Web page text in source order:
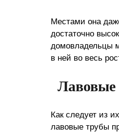
Местами она
достаточно
домовладельцы
в ней во весь
Как следует из
лавовые трубы